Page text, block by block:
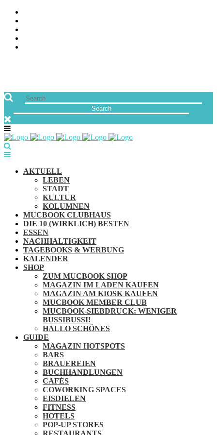
AKTUELL
LEBEN
STADT
KULTUR
KOLUMNEN
MUCBOOK CLUBHAUS
DIE 10 (WIRKLICH) BESTEN
ESSEN
NACHHALTIGKEIT
TAGEBOOKS & WERBUNG
KALENDER
SHOP
ZUM MUCBOOK SHOP
MAGAZIN IM LADEN KAUFEN
MAGAZIN AM KIOSK KAUFEN
MUCBOOK MEMBER CLUB
MUCBOOK-SIEBDRUCK: WENIGER
BUSSIBUSSI!
HALLO SCHÖNES
GUIDE
MAGAZIN HOTSPOTS
BARS
BRAUEREIEN
BUCHHANDLUNGEN
CAFÉS
COWORKING SPACES
EISDIELEN
FITNESS
HOTELS
POP-UP STORES
RESTAURANTS